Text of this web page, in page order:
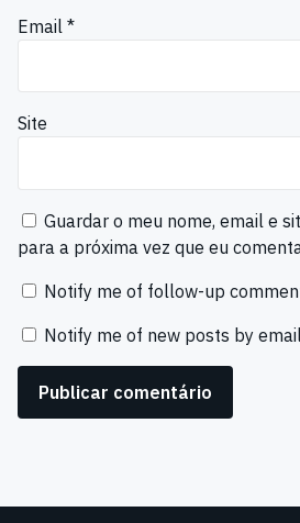
Email *
Site
Guardar o meu nome, email e
para a próxima vez que eu
Notify me of follow-up
Notify me of new posts by